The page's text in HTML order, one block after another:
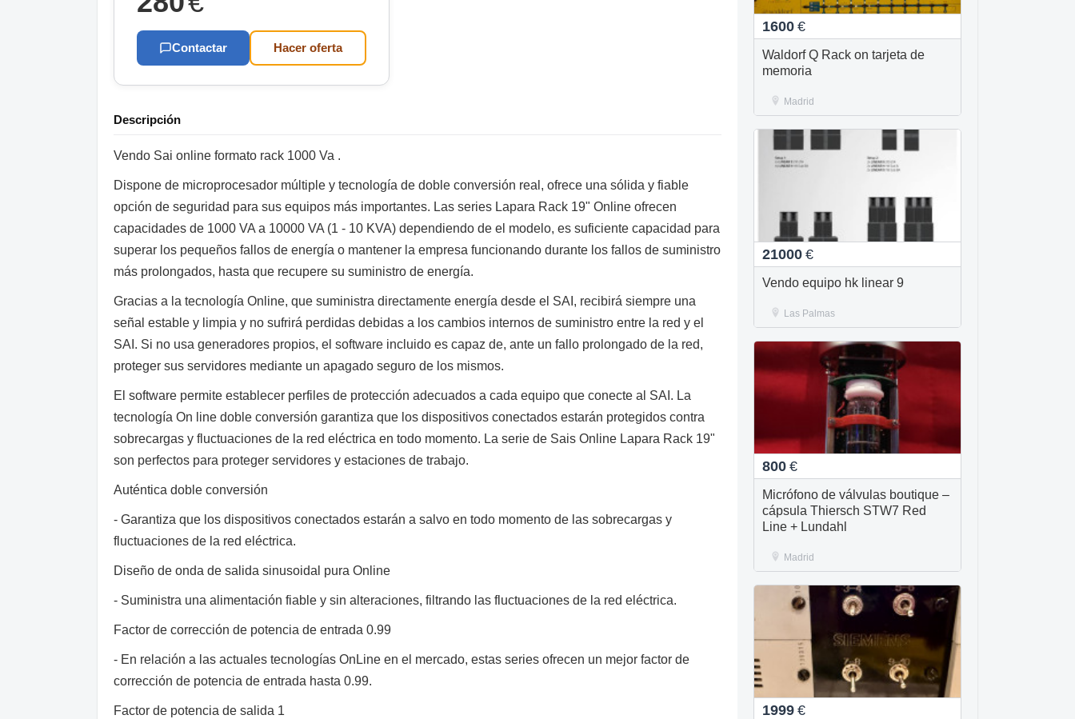
Contactar Hacer oferta
Descripción
Vendo Sai online formato rack 1000 Va .
Dispone de microprocesador múltiple y tecnología de doble conversión real, ofrece una sólida y fiable
opción de seguridad para sus equipos más importantes. Las series Lapara Rack 19" Online ofrecen
capacidades de 1000 VA a 10000 VA (1 - 10 KVA) dependiendo de el modelo, es suficiente capacidad para
superar los pequeños fallos de energía o mantener la empresa funcionando durante los fallos de suministro
más prolongados, hasta que recupere su suministro de energía.
Gracias a la tecnología Online, que suministra directamente energía desde el SAI, recibirá siempre una
señal estable y limpia y no sufrirá perdidas debidas a los cambios internos de suministro entre la red y el
SAI. Si no usa generadores propios, el software incluido es capaz de, ante un fallo prolongado de la red,
proteger sus servidores mediante un apagado seguro de los mismos.
El software permite establecer perfiles de protección adecuados a cada equipo que conecte al SAI. La
tecnología On line doble conversión garantiza que los dispositivos conectados estarán protegidos contra
sobrecargas y fluctuaciones de la red eléctrica en todo momento. La serie de Sais Online Lapara Rack 19"
son perfectos para proteger servidores y estaciones de trabajo.
Auténtica doble conversión
- Garantiza que los dispositivos conectados estarán a salvo en todo momento de las sobrecargas y
fluctuaciones de la red eléctrica.
Diseño de onda de salida sinusoidal pura Online
- Suministra una alimentación fiable y sin alteraciones, filtrando las fluctuaciones de la red eléctrica.
Factor de corrección de potencia de entrada 0.99
- En relación a las actuales tecnologías OnLine en el mercado, estas series ofrecen un mejor factor de
corrección de potencia de entrada hasta 0.99.
Factor de potencia de salida 1
1600 €
Waldorf Q Rack on tarjeta de
memoria
Madrid
21000 €
Vendo equipo hk linear 9
Las Palmas
800 €
Micrófono de válvulas boutique –
cápsula Thiersch STW7 Red
Line + Lundahl
Madrid
1999 €